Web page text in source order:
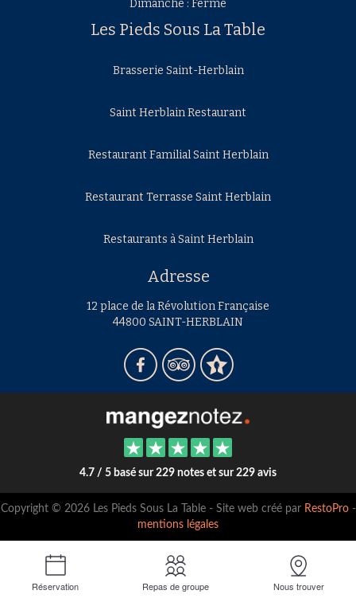
Dimanche : Fermé
Les Pieds Sous La Table
Brasserie Saint-Herblain
Saint Herblain Restaurant
Restaurant Familial Saint Herblain
Restaurant Terrasse Saint Herblain
Restaurants à Saint Herblain
Adresse
12 place de la Révolution Française
44800 SAINT-HERBLAIN
4.7 / 5 basé sur 229 notes et sur 229 avis
Copyright © 2026 Les Pieds Sous La Table - Site web créé par RestoPro-
mentions légales
Réservation Repas de groupe Nous trouver